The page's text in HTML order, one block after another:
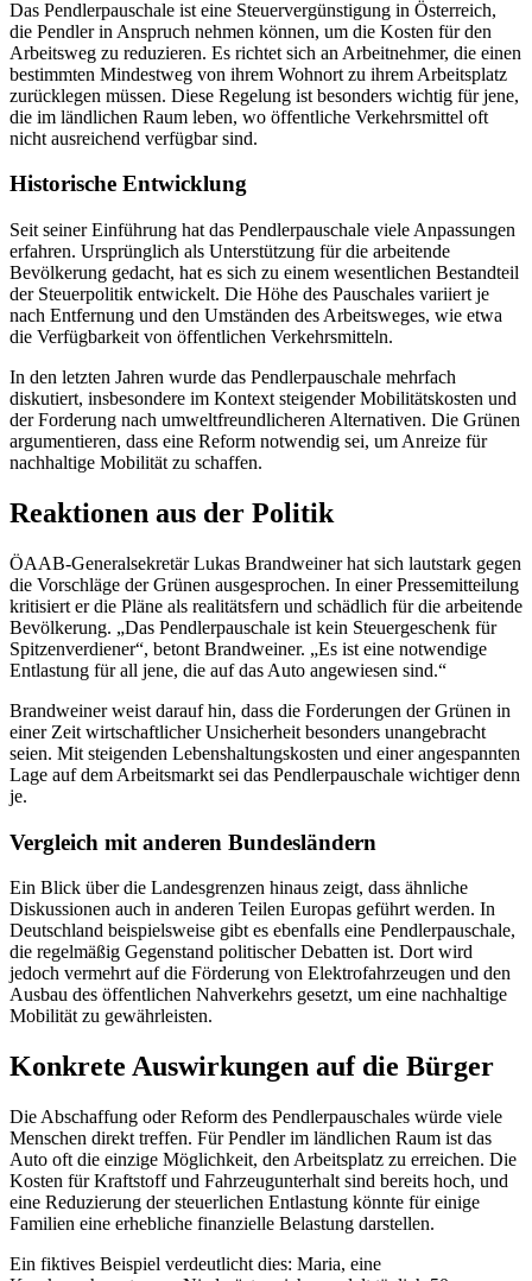
Das Pendlerpauschale ist eine Steuervergünstigung in Österreich,
die Pendler in Anspruch nehmen können, um die Kosten für den
Arbeitsweg zu reduzieren. Es richtet sich an Arbeitnehmer, die einen
bestimmten Mindestweg von ihrem Wohnort zu ihrem Arbeitsplatz
zurücklegen müssen. Diese Regelung ist besonders wichtig für jene,
die im ländlichen Raum leben, wo öffentliche Verkehrsmittel oft
nicht ausreichend verfügbar sind.
Historische Entwicklung
Seit seiner Einführung hat das Pendlerpauschale viele Anpassungen
erfahren. Ursprünglich als Unterstützung für die arbeitende
Bevölkerung gedacht, hat es sich zu einem wesentlichen Bestandteil
der Steuerpolitik entwickelt. Die Höhe des Pauschales variiert je
nach Entfernung und den Umständen des Arbeitsweges, wie etwa
die Verfügbarkeit von öffentlichen Verkehrsmitteln.
In den letzten Jahren wurde das Pendlerpauschale mehrfach
diskutiert, insbesondere im Kontext steigender Mobilitätskosten und
der Forderung nach umweltfreundlicheren Alternativen. Die Grünen
argumentieren, dass eine Reform notwendig sei, um Anreize für
nachhaltige Mobilität zu schaffen.
Reaktionen aus der Politik
ÖAAB-Generalsekretär Lukas Brandweiner hat sich lautstark gegen
die Vorschläge der Grünen ausgesprochen. In einer Pressemitteilung
kritisiert er die Pläne als realitätsfern und schädlich für die arbeitende
Bevölkerung. „Das Pendlerpauschale ist kein Steuergeschenk für
Spitzenverdiener“, betont Brandweiner. „Es ist eine notwendige
Entlastung für all jene, die auf das Auto angewiesen sind.“
Brandweiner weist darauf hin, dass die Forderungen der Grünen in
einer Zeit wirtschaftlicher Unsicherheit besonders unangebracht
seien. Mit steigenden Lebenshaltungskosten und einer angespannten
Lage auf dem Arbeitsmarkt sei das Pendlerpauschale wichtiger denn
je.
Vergleich mit anderen Bundesländern
Ein Blick über die Landesgrenzen hinaus zeigt, dass ähnliche
Diskussionen auch in anderen Teilen Europas geführt werden. In
Deutschland beispielsweise gibt es ebenfalls eine Pendlerpauschale,
die regelmäßig Gegenstand politischer Debatten ist. Dort wird
jedoch vermehrt auf die Förderung von Elektrofahrzeugen und den
Ausbau des öffentlichen Nahverkehrs gesetzt, um eine nachhaltige
Mobilität zu gewährleisten.
Konkrete Auswirkungen auf die Bürger
Die Abschaffung oder Reform des Pendlerpauschales würde viele
Menschen direkt treffen. Für Pendler im ländlichen Raum ist das
Auto oft die einzige Möglichkeit, den Arbeitsplatz zu erreichen. Die
Kosten für Kraftstoff und Fahrzeugunterhalt sind bereits hoch, und
eine Reduzierung der steuerlichen Entlastung könnte für einige
Familien eine erhebliche finanzielle Belastung darstellen.
Ein fiktives Beispiel verdeutlicht dies: Maria, eine